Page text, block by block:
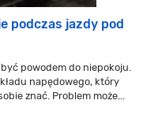
podczas jazdy pod
powodem do niepokoju.
napędowego, który
znać. Problem może...